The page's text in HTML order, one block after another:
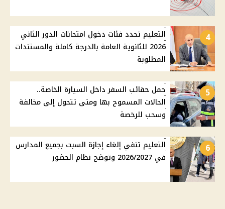
4
التعليم تحدد فئات دخول امتحانات الدور الثاني
2026 للثانوية العامة بالدرجة كاملة والمستندات
المطلوبة
5
حمل حقائب السفر داخل السيارة الخاصة..
الحالات المسموح بها ومتى تتحول إلى مخالفة
وسحب للرخصة
6
التعليم تنفي إلغاء إجازة السبت بجميع المدارس
في 2026/2027 وتوضح نظام الحضور